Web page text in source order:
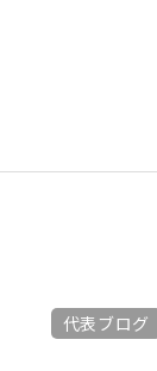
代表ブログ